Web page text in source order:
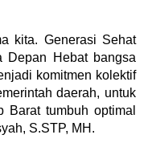
kita. Generasi Sehat
Depan Hebat bangsa
komitmen kolektif
daerah, untuk
Barat tumbuh optimal
S.STP, MH.